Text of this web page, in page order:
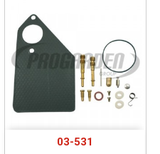
03-531